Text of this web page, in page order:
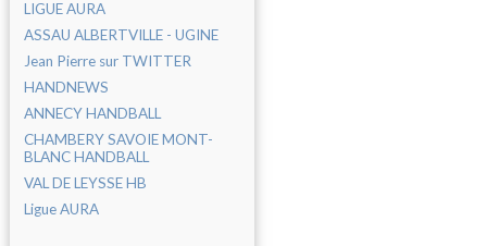
LIGUE AURA
ASSAU ALBERTVILLE - UGINE
Jean Pierre sur TWITTER
HANDNEWS
ANNECY HANDBALL
CHAMBERY SAVOIE MONT-
BLANC HANDBALL
VAL DE LEYSSE HB
Ligue AURA